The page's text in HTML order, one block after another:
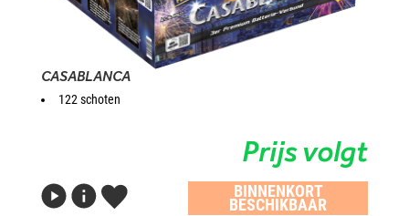
CASABLANCA
122 schoten
Prijs volgt
BINNENKORT
BESCHIKBAAR